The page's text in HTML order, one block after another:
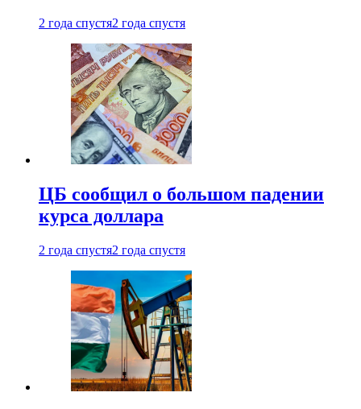
2 года спустя2 года спустя
ЦБ сообщил о большом падении
курса доллара
2 года спустя2 года спустя